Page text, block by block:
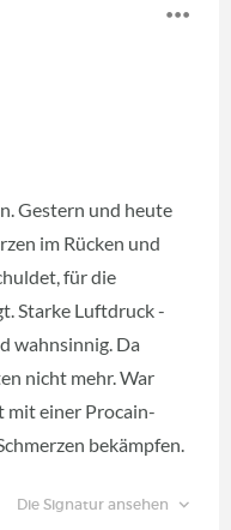
Gestern und heute
im Rücken und
für die
Starke Luftdruck -
wahnsinnig. Da
nicht mehr. War
mit einer Procain-
bekämpfen.
Die Signatur ansehen